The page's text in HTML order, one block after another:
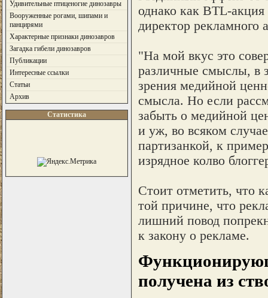
Удивительные птиценогие динозавры
Вооруженные рогами, шипами и
панцирями
Характерные признаки динозавров
Загадка гибели динозавров
Публикации
Интересные ссылки
Статьи
Архив
Статистика
однако как BTL-
директор рекламного
"На мой вкус это
различные смыслы, в
зрения медийной
смысла. Но если
забыть о медийной
и уж, во всяком
партизанкой, к
изрядное колво
Стоит отметить, что
той причине, что
лишний повод
к закону о рекламе.
получена из